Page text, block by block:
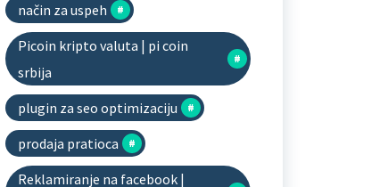
način za uspeh
Picoin kripto valuta | pi coin
srbija
plugin za seo optimizaciju
prodaja pratioca
Reklamiranje na facebook |